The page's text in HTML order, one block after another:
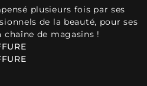
plusieurs fois par ses
de la beauté, pour ses
chaîne de magasins !